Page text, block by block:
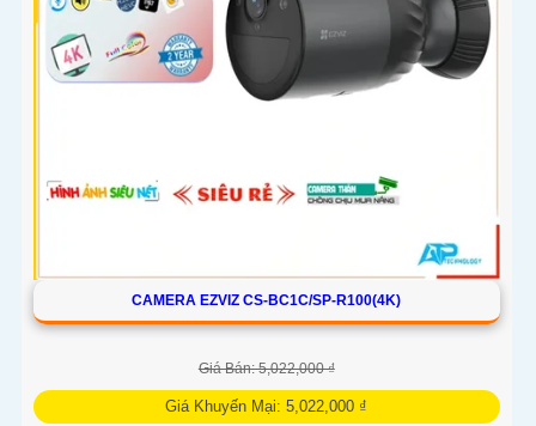
CAMERA EZVIZ CS-BC1C/SP-R100(4K)
Giá Bán: 5,022,000 ₫
Giá Khuyến Mại: 5,022,000 ₫